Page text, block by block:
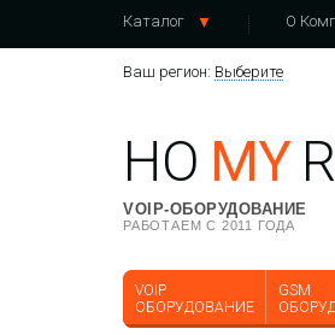
Каталог О
Ваш регион: Выберите
HO MY
VOIP-ОБОРУДОВАНИЕ
РАБОТАЕМ С 2011 ГОДА
VOIP
ОБОРУДОВАНИЕ
GSM